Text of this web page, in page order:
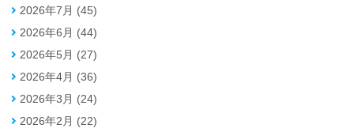
2026年7月 (45)
2026年6月 (44)
2026年5月 (27)
2026年4月 (36)
2026年3月 (24)
2026年2月 (22)